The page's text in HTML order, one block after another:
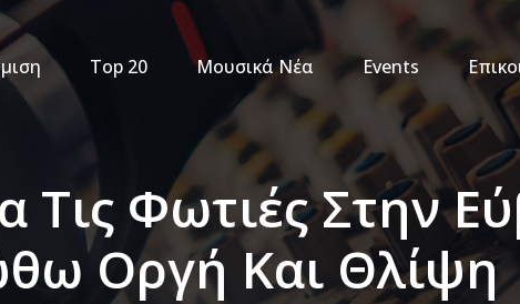
Top 20 Μουσικά Νέα Events
Τις Φωτιές Στην
Οργή Και Θλίψη